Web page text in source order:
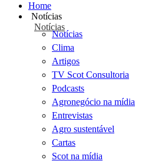
Home
Notícias
Notícias
Notícias
Clima
Artigos
TV Scot Consultoria
Podcasts
Agronegócio na mídia
Entrevistas
Agro sustentável
Cartas
Scot na mídia